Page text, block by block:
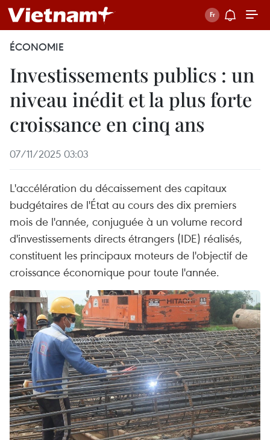
ÉCONOMIE
Investissements publics : un
niveau inédit et la plus forte
croissance en cinq ans
07/11/2025 03:03
L'accélération du décaissement des capitaux
budgétaires de l'État au cours des dix premiers
mois de l'année, conjuguée à un volume record
d'investissements directs étrangers (IDE) réalisés,
constituent les principaux moteurs de l'objectif de
croissance économique pour toute l'année.